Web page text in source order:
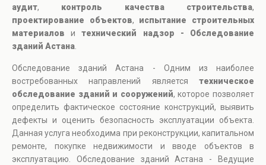
аудит, контроль качества строительства,
проектирование объектов, испытание строительных
материалов итехнический надзор - Обследование
зданий Астана
Обследование зданий Астана - Одним из наиболее
востребованных направлений является техническое
обследование зданий и сооружений, которое позволяет
определить фактическое состояние конструкций, выявить
дефекты и оценить безопасность эксплуатации объекта.
Данная услуга необходима при реконструкции, капитальном
ремонте, покупке недвижимости и вводе объектов в
эксплуатацию. Обследование зданий Астана - Ведущие